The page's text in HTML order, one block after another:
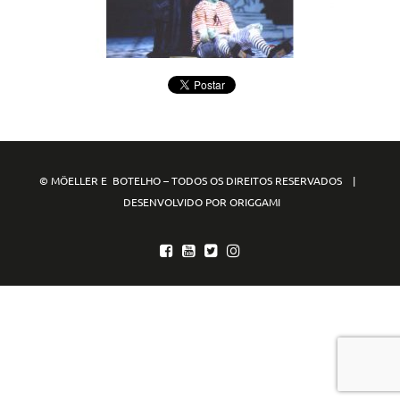
© MÖELLER E BOTELHO – TODOS OS DIREITOS RESERVADOS |
DESENVOLVIDO POR ORIGGAMI